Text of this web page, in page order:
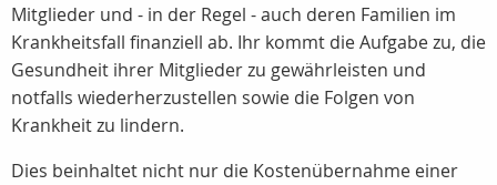
Mitglieder und - in der Regel - auch deren Familien im
Krankheitsfall finanziell ab. Ihr kommt die Aufgabe zu, die
Gesundheit ihrer Mitglieder zu gewährleisten und
notfalls wiederherzustellen sowie die Folgen von
Krankheit zu lindern.
Dies beinhaltet nicht nur die Kostenübernahme einer